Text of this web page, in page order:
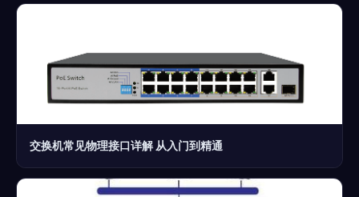
交换机常见物理接口详解 从入门到精通